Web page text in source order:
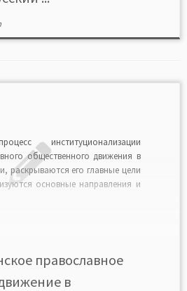
институционализации
общественного движения в
раскрываются его главные цели
основные направления и
православное
в